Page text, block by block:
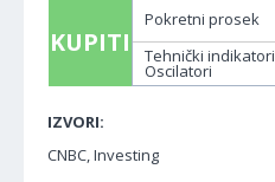
KUPITI
Pokretni prosek
Tehnički
Oscilatori
IZVORI:
CNBC, Investing